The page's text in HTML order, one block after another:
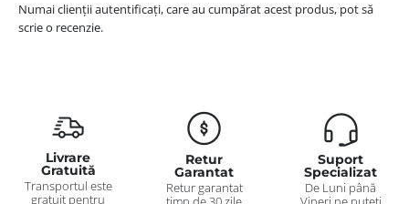
Numai clienții autentificați, care au cumpărat acest produs, pot să
scrie o recenzie.
Livrare
Gratuită
Transportul este
gratuit pentru
Retur
Garantat
Retur garantat
Suport
Specializat
De Luni până